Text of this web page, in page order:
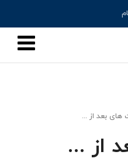
های بعد از ...
از ...